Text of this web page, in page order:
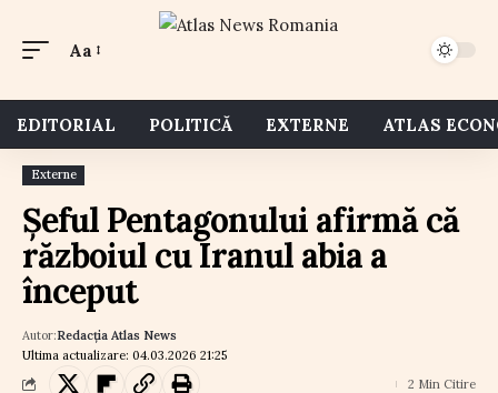
Aa
EDITORIAL POLITICĂ EXTERNE ATLAS
Externe
Șeful Pentagonului afirmă că
războiul cu Iranul abia a
început
Ultima actualizare: 04.03.2026 21:25
Autor:Redacția Atlas News
2 Min Citire